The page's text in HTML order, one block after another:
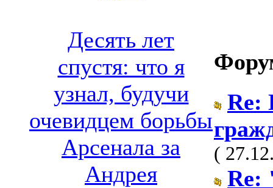
Десять лет
спустя: что я
узнал, будучи
очевидцем борьбы
Арсенала за
Андрея
Re:
(
Re: